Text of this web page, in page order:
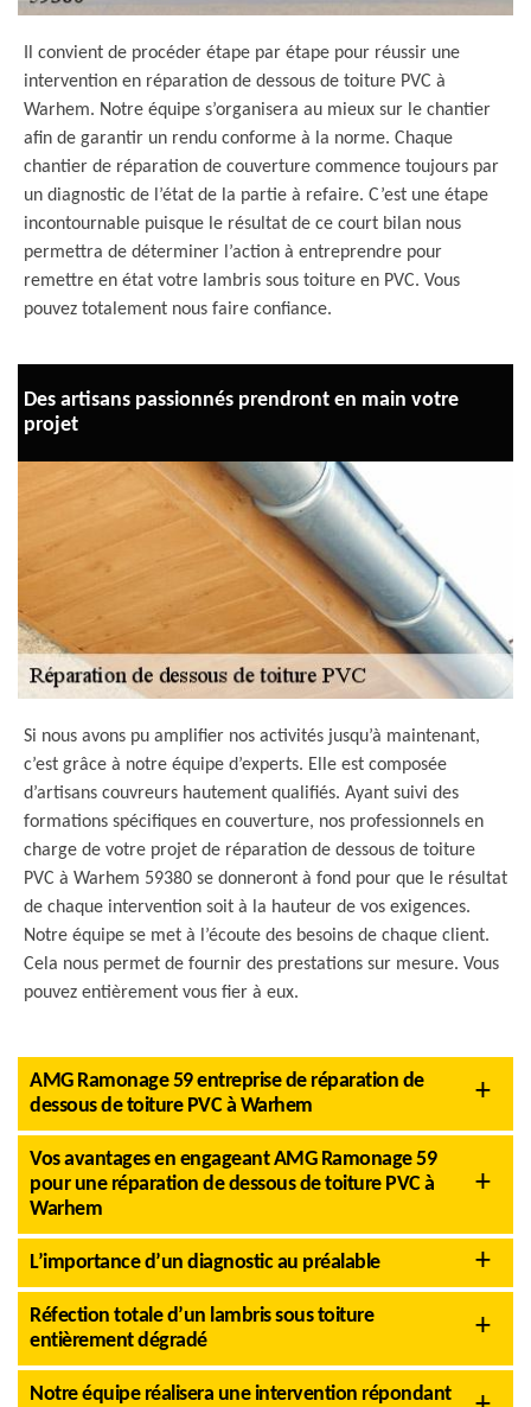
Il convient de procéder étape par étape pour réussir une
intervention en réparation de dessous de toiture PVC à
Warhem. Notre équipe s’organisera au mieux sur le chantier
afin de garantir un rendu conforme à la norme. Chaque
chantier de réparation de couverture commence toujours par
un diagnostic de l’état de la partie à refaire. C’est une étape
incontournable puisque le résultat de ce court bilan nous
permettra de déterminer l’action à entreprendre pour
remettre en état votre lambris sous toiture en PVC. Vous
pouvez totalement nous faire confiance.
Des artisans passionnés prendront en main votre
projet
Si nous avons pu amplifier nos activités jusqu’à maintenant,
c’est grâce à notre équipe d’experts. Elle est composée
d’artisans couvreurs hautement qualifiés. Ayant suivi des
formations spécifiques en couverture, nos professionnels en
charge de votre projet de réparation de dessous de toiture
PVC à Warhem 59380 se donneront à fond pour que le résultat
de chaque intervention soit à la hauteur de vos exigences.
Notre équipe se met à l’écoute des besoins de chaque client.
Cela nous permet de fournir des prestations sur mesure. Vous
pouvez entièrement vous fier à eux.
AMG Ramonage 59 entreprise de réparation de
dessous de toiture PVC à Warhem
Vos avantages en engageant AMG Ramonage 59
pour une réparation de dessous de toiture PVC à
Warhem
L’importance d’un diagnostic au préalable
Réfection totale d’un lambris sous toiture
entièrement dégradé
Notre équipe réalisera une intervention répondant